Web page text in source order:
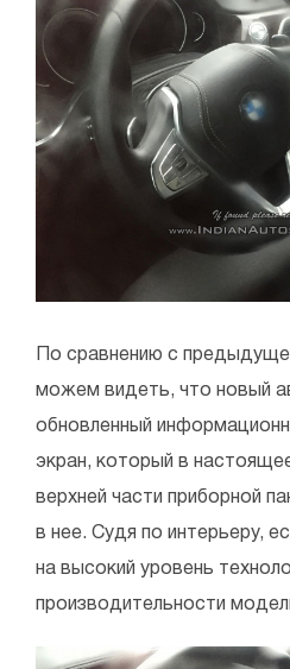
По сравнению с
можем видеть, что новый
обновленный
экран, который в
верхней части приборной
в нее. Судя по интерьеру,
на высокий уровень
производительности